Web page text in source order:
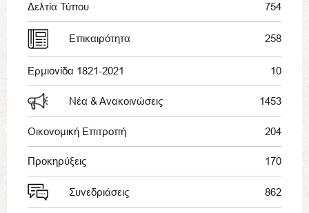
Δελτία Τύπου 754
Επικαιρότητα 258
Ερμιονίδα 1821-2021 10
Νέα & Ανακοινώσεις 1453
Οικονομική Επιτροπή 204
Προκηρύξεις 170
Συνεδριάσεις 862